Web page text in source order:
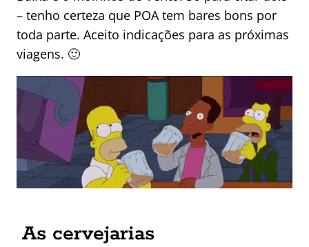
– tenho certeza que POA tem bares bons por
toda parte. Aceito indicações para as próximas
viagens. 🙂
As cervejarias